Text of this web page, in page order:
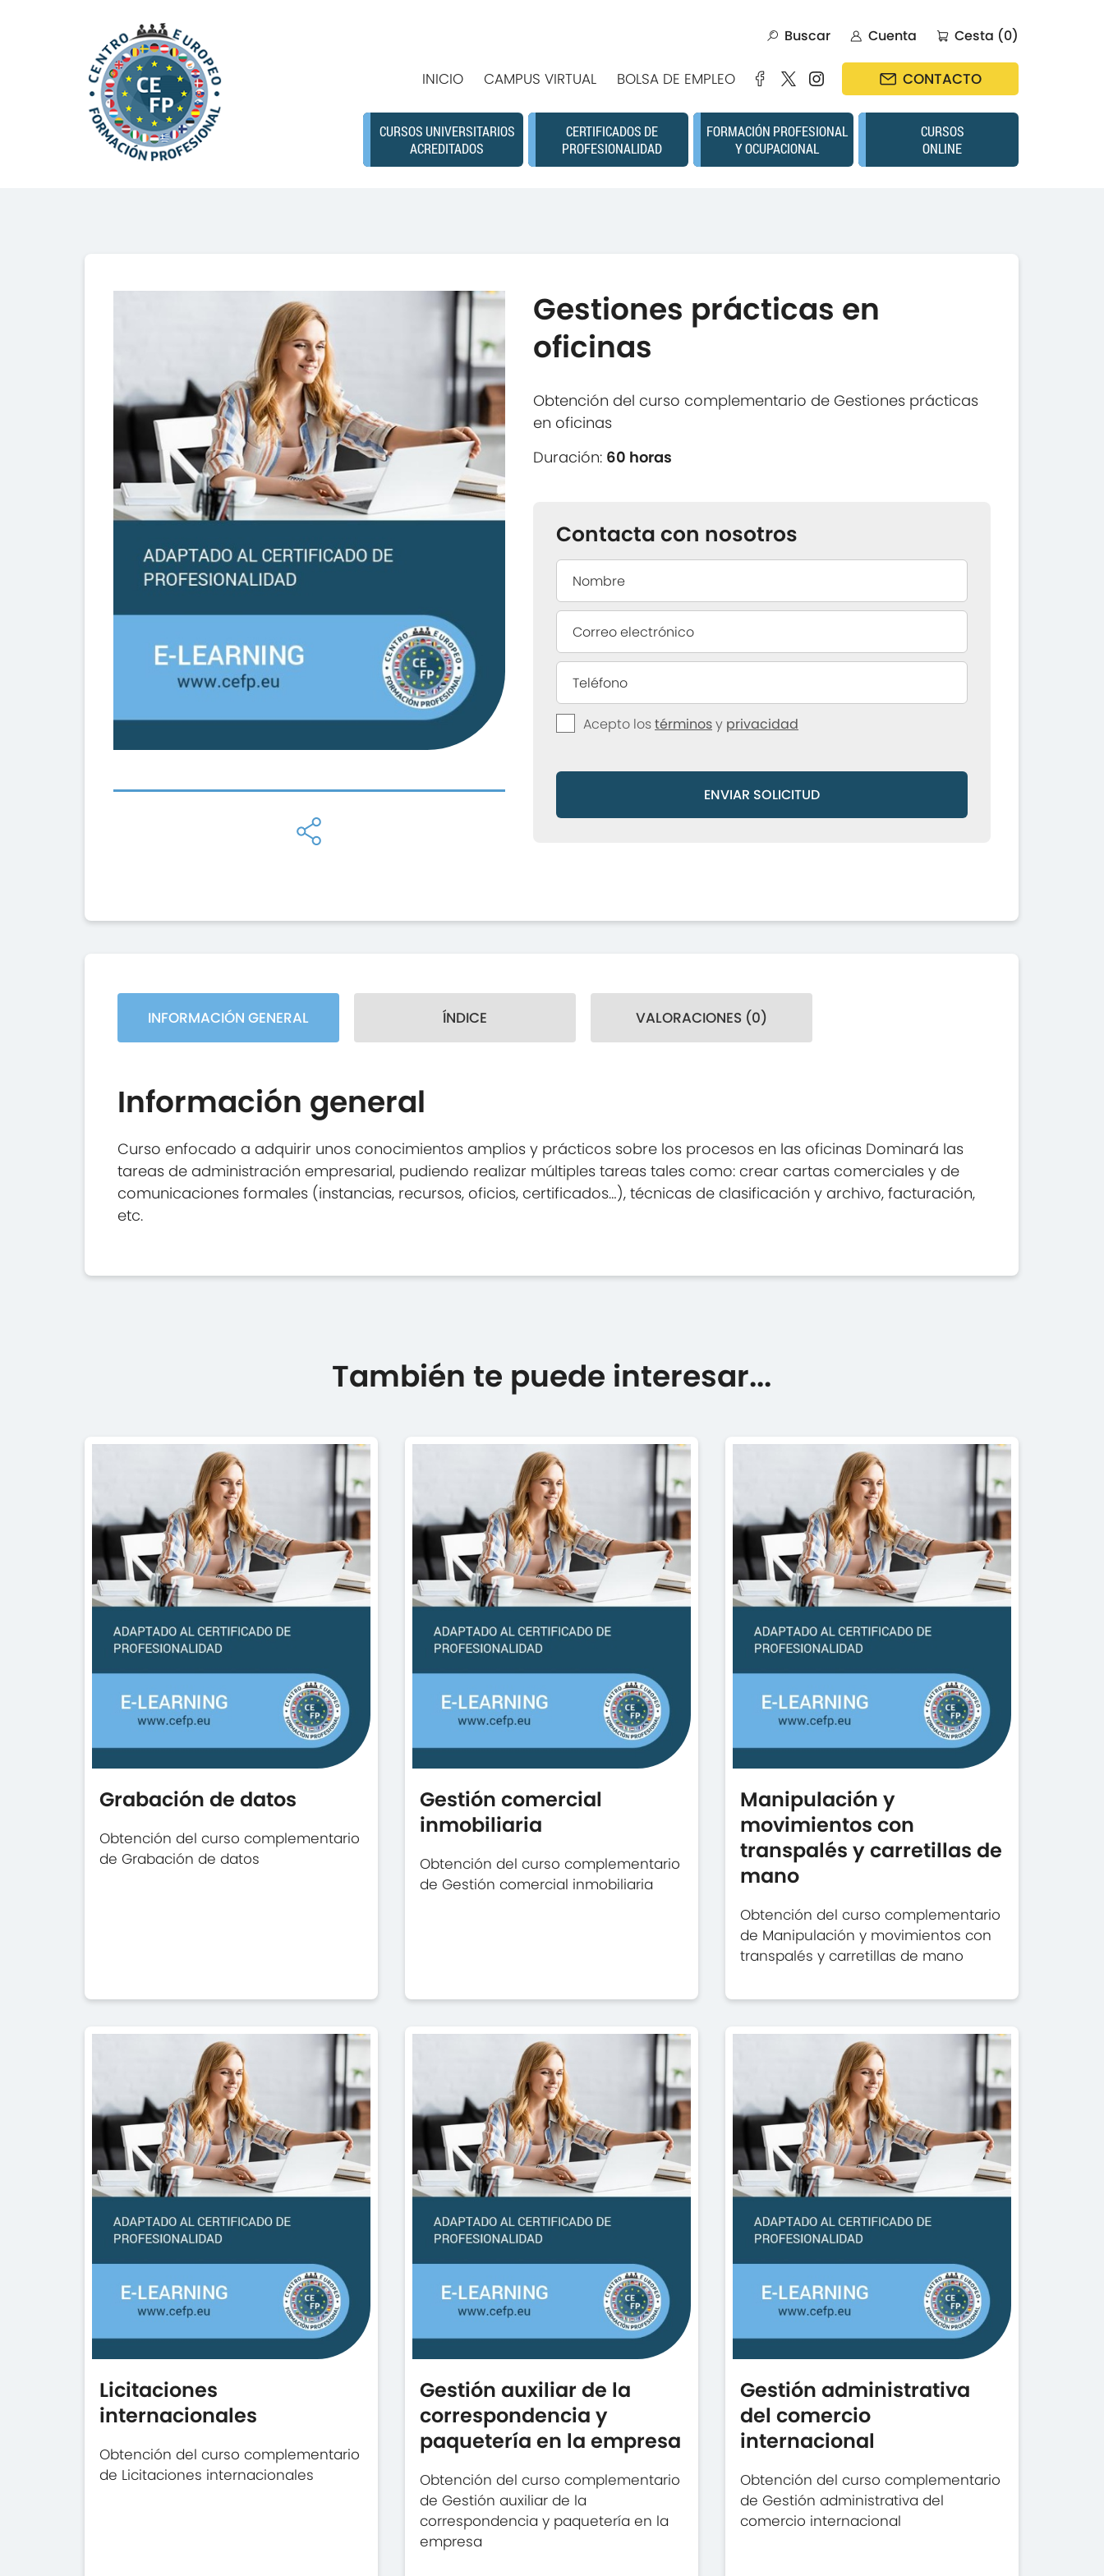
Buscar Cuenta Cesta (0)
INICIO CAMPUS VIRTUAL BOLSA DE EMPLEO CONTACTO
CURSOS UNIVERSITARIOS
ACREDITADOS
CERTIFICADOS DE
PROFESIONALIDAD
FORMACIÓN PROFESIONAL
Y OCUPACIONAL
CURSOS
ONLINE
Gestiones prácticas en
oficinas
Obtención del curso complementario de Gestiones prácticas
en oficinas
Duración: 60 horas
Contacta con nosotros
Acepto lostérminosy privacidad
ENVIAR SOLICITUD
INFORMACIÓN GENERAL ÍNDICE VALORACIONES (0)
Información general
Curso enfocado a adquirir unos conocimientos amplios y prácticos sobre los procesos en las oficinas Dominará las
tareas de administración empresarial, pudiendo realizar múltiples tareas tales como: crear cartas comerciales y de
comunicaciones formales (instancias, recursos, oficios, certificados…), técnicas de clasificación y archivo, facturación,
etc.
También te puede interesar...
Grabación de datos
Obtención del curso complementario
de Grabación de datos
Gestión comercial
inmobiliaria
Obtención del curso complementario
de Gestión comercial inmobiliaria
Manipulación y
movimientos con
transpalés y carretillas de
mano
Obtención del curso complementario
de Manipulación y movimientos con
transpalés y carretillas de mano
Licitaciones
internacionales
Obtención del curso complementario
de Licitaciones internacionales
Gestión auxiliar de la
correspondencia y
paquetería en la empresa
Obtención del curso complementario
de Gestión auxiliar de la
correspondencia y paquetería en la
empresa
Gestión administrativa
del comercio
internacional
Obtención del curso complementario
de Gestión administrativa del
comercio internacional